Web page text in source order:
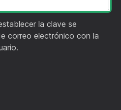
la clave se
correo electrónico con la